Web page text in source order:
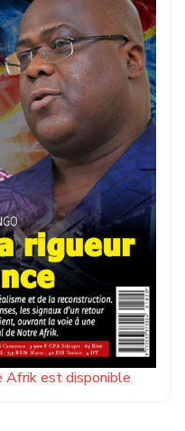
Afrik est disponible